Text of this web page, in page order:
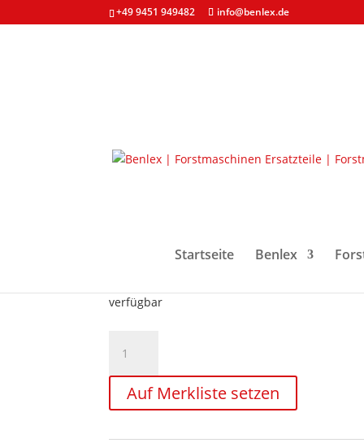
+49 9451 949482 info@benlex.de
Startseite Benlex
Start
verfügbar
Mittelgelenk
oben
z.B.
JD
Auf Merkliste setzen